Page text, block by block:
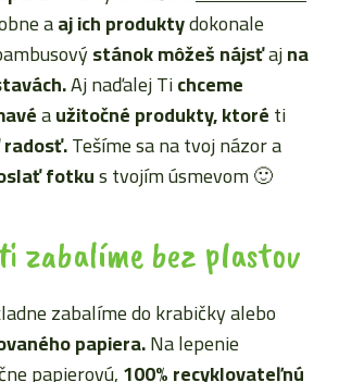
aaj ich produktydokonale
stánok môžeš nájsťajna
Aj naďalej Tichceme
aužitočné produkty, ktoréti
Tešíme sa na tvoj názor a
fotkus tvojím úsmevom 🙂
zabalíme bez plastov
zabalíme do krabičky alebo
papiera.Na lepenie
papierovú,100% recyklovateľnú